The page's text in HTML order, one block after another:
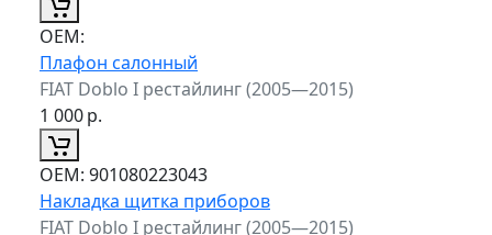
ОЕМ:
Плафон салонный
FIAT Doblo I рестайлинг (2005—2015)
1 000р.
ОЕМ: 901080223043
Накладка щитка приборов
FIAT Doblo I рестайлинг (2005—2015)